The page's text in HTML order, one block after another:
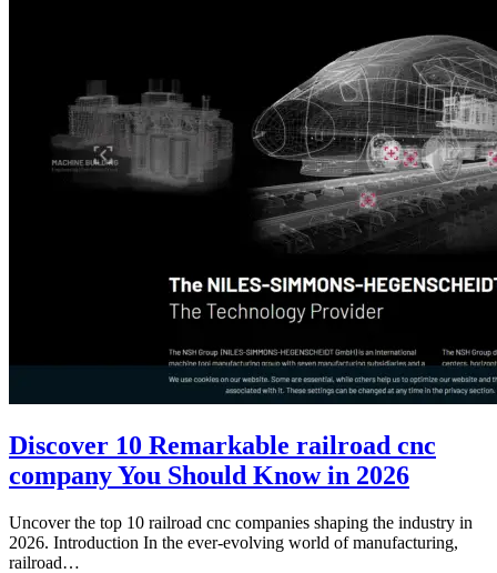
Discover 10 Remarkable railroad cnc
company You Should Know in 2026
Uncover the top 10 railroad cnc companies shaping the industry in
2026. Introduction In the ever-evolving world of manufacturing,
railroad…